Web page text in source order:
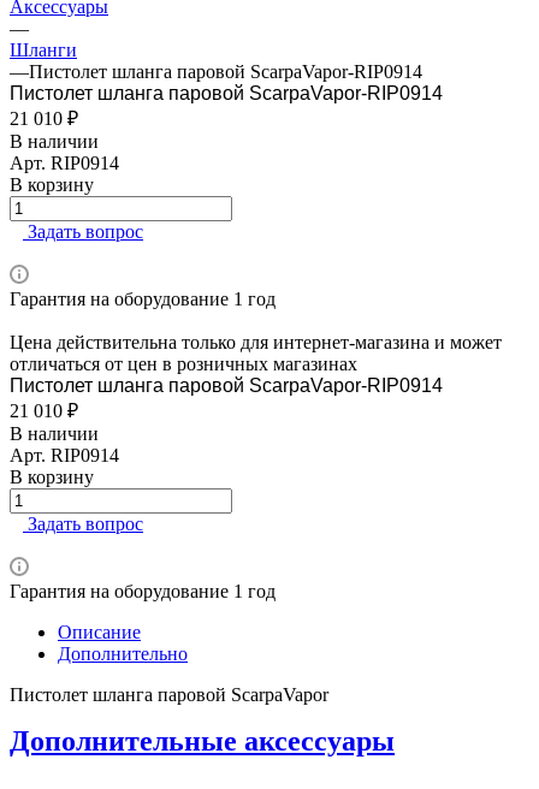
Аксессуары
—
Шланги
—Пистолет шланга паровой ScarpaVapor-RIP0914
Пистолет шланга паровой ScarpaVapor-RIP0914
21 010 ₽
В наличии
Арт. RIP0914
В корзину
Задать вопрос
Гарантия на оборудование 1 год
Цена действительна только для интернет-магазина и может
отличаться от цен в розничных магазинах
Пистолет шланга паровой ScarpaVapor-RIP0914
21 010 ₽
В наличии
Арт. RIP0914
В корзину
Задать вопрос
Гарантия на оборудование 1 год
Описание
Дополнительно
Пистолет шланга паровой ScarpaVapor
Дополнительные аксессуары